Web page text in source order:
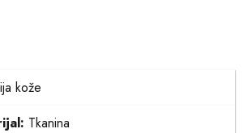
kože
Tkanina